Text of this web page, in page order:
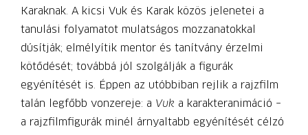
Karaknak. A kicsi Vuk és Karak közös jelenetei a
tanulási folyamatot mulatságos mozzanatokkal
dúsítják; elmélyítik mentor és tanítvány érzelmi
kötődését; továbbá jól szolgálják a figurák
egyénítését is. Éppen az utóbbiban rejlik a rajzfilm
talán legfőbb vonzereje: a Vuk a karakteranimáció –
a rajzfilmfigurák minél árnyaltabb egyénítését célzó